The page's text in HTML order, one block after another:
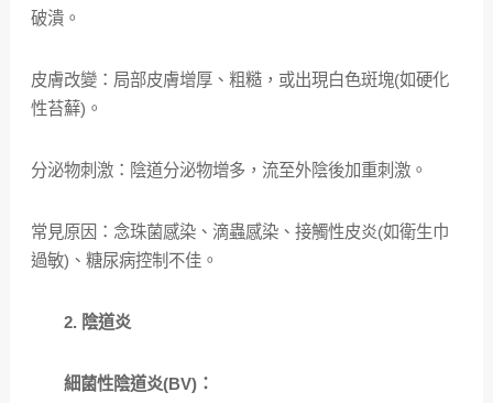
破潰。
皮膚改變：局部皮膚增厚、粗糙，或出現白色斑塊(如硬化
性苔蘚)。
分泌物刺激：陰道分泌物增多，流至外陰後加重刺激。
常見原因：念珠菌感染、滴蟲感染、接觸性皮炎(如衛生巾
過敏)、糖尿病控制不佳。
2. 陰道炎
細菌性陰道炎(BV)：